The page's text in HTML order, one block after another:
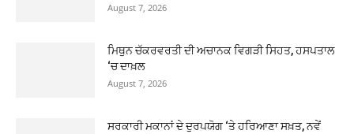
August 7, 2026
ਮਿਥੁਨ ਚੱਕਰਵਰਤੀ ਦੀ ਅਚਾਨਕ ਵਿਗੜੀ ਸਿਹਤ, ਹਸਪਤਾਲ
‘ਚ ਦਾਖ਼ਲ
August 7, 2026
ਸਰਕਾਰੀ ਮਕਾਨਾਂ ਦੇ ਦੁਰਪਯੋਗ ‘ਤੇ ਹਰਿਆਣਾ ਸਖ਼ਤ, ਨਵੇਂ